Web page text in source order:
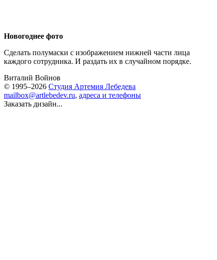
Новогоднее фото
Сделать полумаски с изображением нижней части лица
каждого сотрудника. И раздать их в случайном порядке.
Виталий Войнов
© 1995–2026 Студия Артемия Лебедева
mailbox@artlebedev.ru, адреса и телефоны
Заказать дизайн...